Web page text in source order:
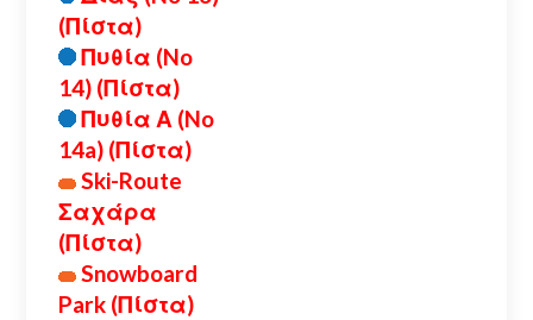
(Πίστα)
Πυθία (No
14) (Πίστα)
Πυθία Α (No
14a) (Πίστα)
Ski-Route
Σαχάρα
(Πίστα)
Snowboard
Park (Πίστα)